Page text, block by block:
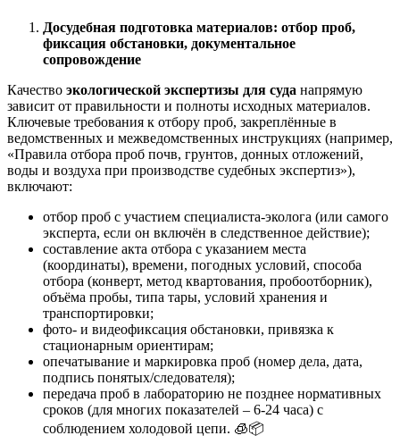
Досудебная подготовка материалов: отбор проб,
фиксация обстановки, документальное
сопровождение
Качество экологической экспертизы для суда напрямую
зависит от правильности и полноты исходных материалов.
Ключевые требования к отбору проб, закреплённые в
ведомственных и межведомственных инструкциях (например,
«Правила отбора проб почв, грунтов, донных отложений,
воды и воздуха при производстве судебных экспертиз»),
включают:
отбор проб с участием специалиста-эколога (или самого
эксперта, если он включён в следственное действие);
составление акта отбора с указанием места
(координаты), времени, погодных условий, способа
отбора (конверт, метод квартования, пробоотборник),
объёма пробы, типа тары, условий хранения и
транспортировки;
фото- и видеофиксация обстановки, привязка к
стационарным ориентирам;
опечатывание и маркировка проб (номер дела, дата,
подпись понятых/следователя);
передача проб в лабораторию не позднее нормативных
сроков (для многих показателей – 6-24 часа) с
соблюдением холодовой цепи. 🧊📦